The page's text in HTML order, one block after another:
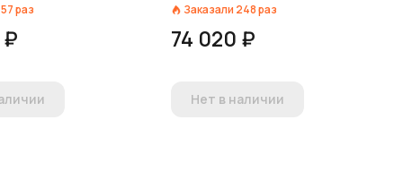
раз Заказали 248раз
74 020 ₽
Нет в наличии